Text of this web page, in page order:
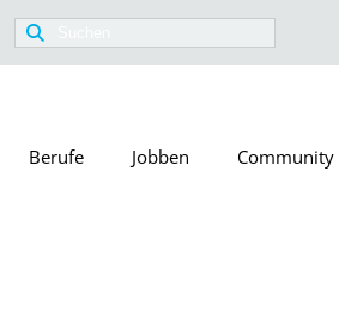
Suchen
nach:
Berufe Jobben Community